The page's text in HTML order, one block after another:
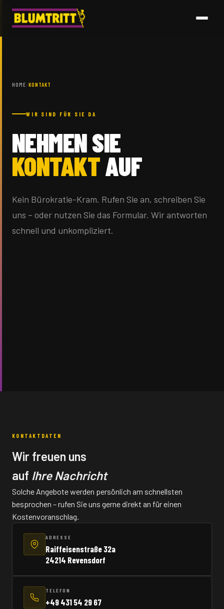
HOME› KONTAKT
WIR SIND FÜR SIE DA
NEHMEN SIE
KONTAKTAUF
Kein Bürokratie-Kram. Rufen Sie an, schreiben Sie
uns – oder nutzen Sie das Formular. Wir antworten
schnell und unkompliziert.
KONTAKTDATEN
Wir freuen uns
auf Ihre Nachricht
Solche Angebote werden persönlich am schnellsten
besprochen – rufen Sie uns gerne direkt an für einen
Kostenvoranschlag.
ADRESSE
Raiffeisenstraße 32a
24214 Revensdorf
TELEFON
+49 431 54 29 67